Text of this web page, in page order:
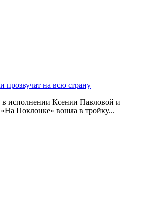
прозвучат на всю страну
исполнении Ксении Павловой и
Поклонке» вошла в тройку...